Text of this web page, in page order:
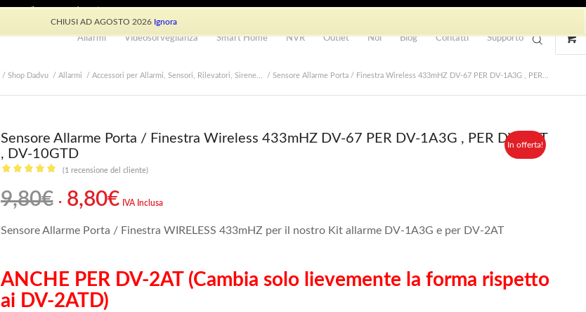
CHIUSI AD AGOSTO 2026 Ignora
Allarmi Videosorveglianza Smart Home NVR Outlet Noi Blog Contatti Supporto
/ Shop Dadvu / Allarmi / Accessori per Allarmi, Sensori, Rilevatori, Sirene... / Sensore Allarme Porta / Finestra Wireless 433mHZ DV-67 PER DV-1A3G , PER...
In offerta!
Sensore Allarme Porta / Finestra Wireless 433mHZ DV-67 PER DV-1A3G , PER DV-2AT
, DV-10GTD
5.00su 5
1
recensioni
(1 recensione del cliente)
9,80€ Il
prezzo
originale
9,80€.
8,80€Il
attuale
8,80€.
IVA Inclusa
Sensore Allarme Porta / Finestra WIRELESS 433mHZ per il nostro Kit allarme DV-1A3G e per DV-2AT
ANCHE PER DV-2AT (Cambia solo lievemente la forma rispetto
ai DV-2ATD)